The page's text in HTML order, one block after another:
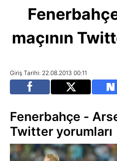
maçının
Giriş Tarihi: 22.08.2013 00:11
Fenerbahçe -
Twitter yorumları